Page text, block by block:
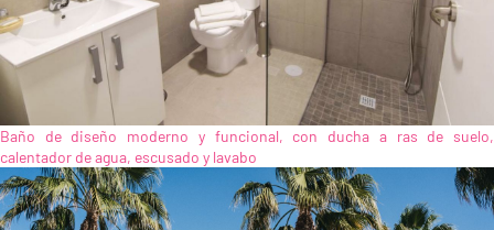
Baño de diseño moderno y funcional, con ducha a ras de suelo,
calentador de agua, escusado y lavabo